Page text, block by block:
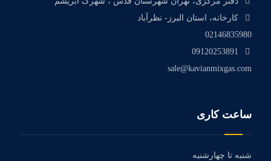
کارخانه، استان البرز- نظرآباد
02146835980
09120253891
sale@kavianmixgas.com
ساعت کاری
شنبه تا چهارشنبه